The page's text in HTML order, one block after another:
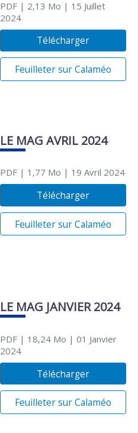
PDF| 2,13 Mo | 15 Juillet
2024
Télécharger
Feuilleter sur Calaméo
LE MAG AVRIL 2024
PDF| 1,77 Mo | 19 Avril 2024
Télécharger
Feuilleter sur Calaméo
LE MAG JANVIER 2024
PDF| 18,24 Mo | 01 Janvier
2024
Télécharger
Feuilleter sur Calaméo